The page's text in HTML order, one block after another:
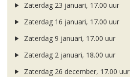
Zaterdag 23 januari, 17.00 uur
Zaterdag 16 januari, 17.00 uur
Zaterdag 9 januari, 17.00 uur
Zaterdag 2 januari, 18.00 uur
Zaterdag 26 december, 17.00 uur